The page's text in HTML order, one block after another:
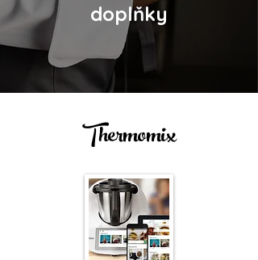
doplňky
Thermomix